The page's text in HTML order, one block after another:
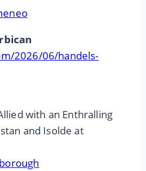
2026/06/handels-
with an Enthralling
and Isolde at